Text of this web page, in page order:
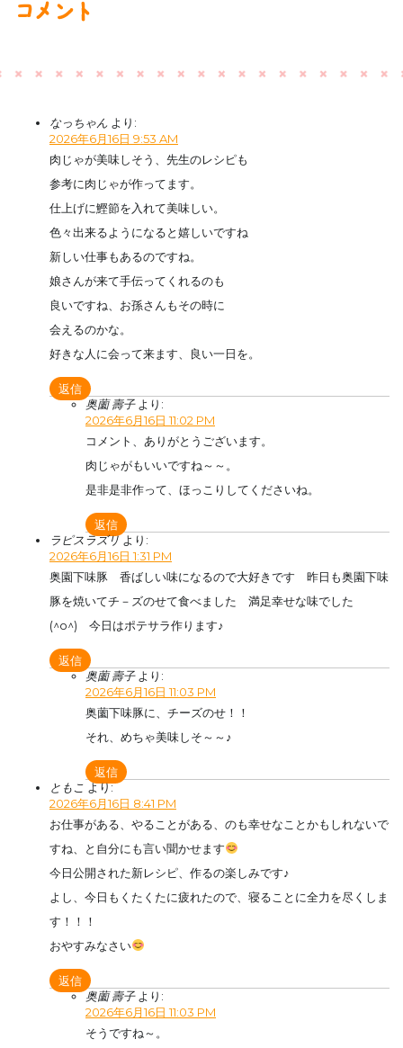
コメント
なっちゃん より:
2026年6月16日 9:53 AM
肉じゃが美味しそう、先生のレシピも
参考に肉じゃが作ってます。
仕上げに鰹節を入れて美味しい。
色々出来るようになると嬉しいですね
新しい仕事もあるのですね。
娘さんが来て手伝ってくれるのも
良いですね、お孫さんもその時に
会えるのかな。
好きな人に会って来ます、良い一日を。
返信
奥薗 壽子 より:
2026年6月16日 11:02 PM
コメント、ありがとうございます。
肉じゃがもいいですね～～。
是非是非作って、ほっこりしてくださいね。
返信
ラピスラズリ より:
2026年6月16日 1:31 PM
奥園下味豚 香ばしい味になるので大好きです 昨日も奥園下味
豚を焼いてチ－ズのせて食べました 満足幸せな味でした
(^o^) 今日はポテサラ作ります♪
返信
奥薗 壽子 より:
2026年6月16日 11:03 PM
奥薗下味豚に、チーズのせ！！
それ、めちゃ美味しそ～～♪
返信
ともこ より:
2026年6月16日 8:41 PM
お仕事がある、やることがある、のも幸せなことかもしれないで
すね、と自分にも言い聞かせます
今日公開された新レシピ、作るの楽しみです♪
よし、今日もくたくたに疲れたので、寝ることに全力を尽くしま
す！！！
おやすみなさい
返信
奥薗 壽子 より:
2026年6月16日 11:03 PM
そうですね～。